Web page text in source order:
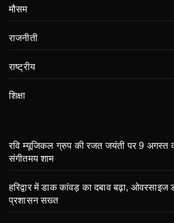
मौसम
राजनीती
राष्ट्रीय
शिक्षा
रवि म्यूजिकल ग्रुप की रजत जयंती पर 9 अगस्त
संगीतमय शाम
हरिद्वार में डाक कांवड़ का दबाव बढ़ा, ओवरसाइज
प्रशासन सख्त